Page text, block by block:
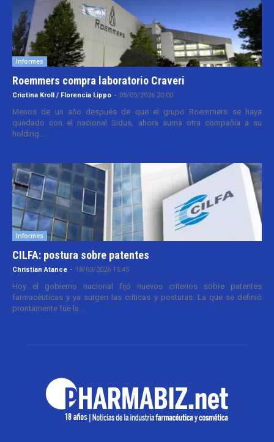
Informes
Roemmers compra laboratorio Craveri
Cristina Kroll / Florencia Lippo - 05/05/2026 20:00
Menos de un año después de que el grupo Roemmers se haya
quedado con el nacional Sidus, ahora suma otra compañía a su
holding....
Informes
CILFA: postura sobre patentes
Christian Atance - 18/03/2026 15:45
Hoy el gobierno nacional fijó nuevos criterios sobre patentes
farmacéuticas y ya surgen las críticas y posturas. La que se definió
prontamente fue la...